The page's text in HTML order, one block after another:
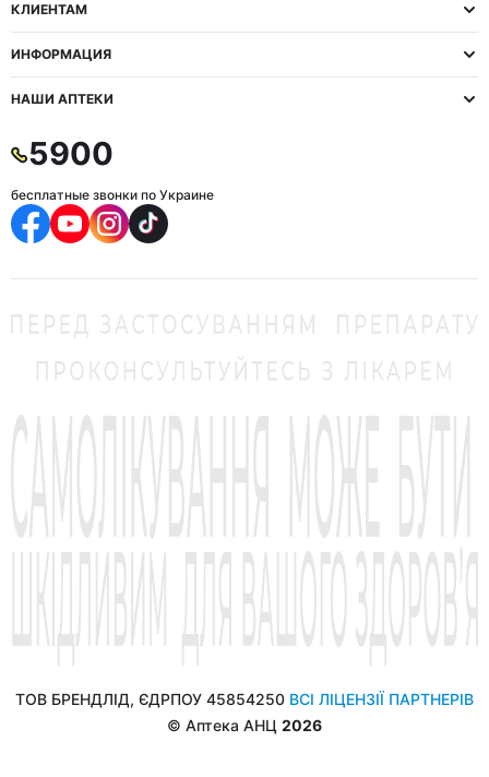
КЛИЕНТАМ
ИНФОРМАЦИЯ
НАШИ АПТЕКИ
5900
бесплатные звонки по Украине
ТОВ БРЕНДЛІД, ЄДРПОУ 45854250 ВСІ ЛІЦЕНЗІЇ ПАРТНЕРІВ
© Аптека АНЦ 2026